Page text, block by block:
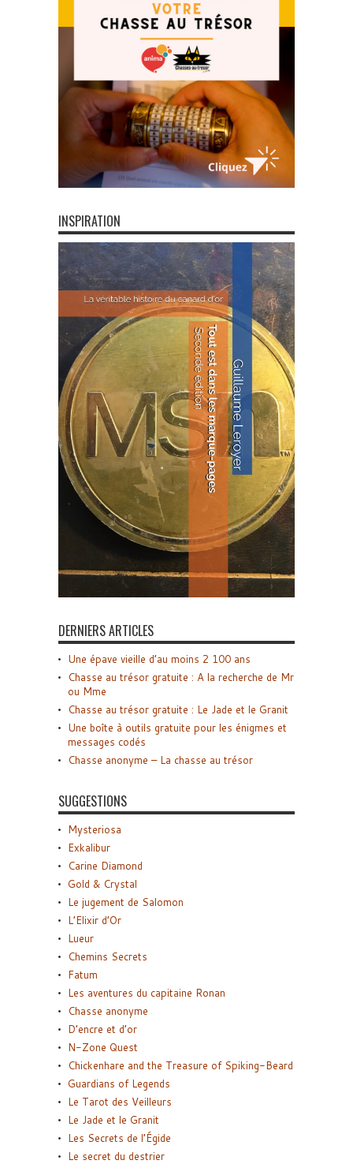
INSPIRATION
DERNIERS ARTICLES
Une épave vieille d’au moins 2 100 ans
Chasse au trésor gratuite : A la recherche de Mr
ou Mme
Chasse au trésor gratuite : Le Jade et le Granit
Une boîte à outils gratuite pour les énigmes et
messages codés
Chasse anonyme – La chasse au trésor
SUGGESTIONS
Mysteriosa
Exkalibur
Carine Diamond
Gold & Crystal
Le jugement de Salomon
L’Elixir d’Or
Lueur
Chemins Secrets
Fatum
Les aventures du capitaine Ronan
Chasse anonyme
D’encre et d’or
N-Zone Quest
Chickenhare and the Treasure of Spiking-Beard
Guardians of Legends
Le Tarot des Veilleurs
Le Jade et le Granit
Les Secrets de l’Égide
Le secret du destrier